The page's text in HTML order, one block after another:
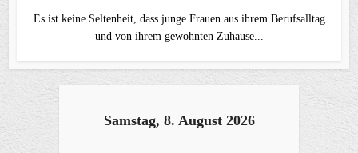
Es ist keine Seltenheit, dass junge Frauen aus ihrem Berufsalltag
und von ihrem gewohnten Zuhause...
Samstag, 8. August 2026